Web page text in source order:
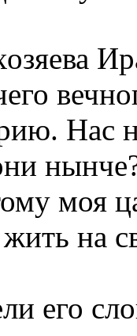
Нас
моя
на
его